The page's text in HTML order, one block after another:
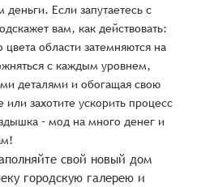
деньги. Если запутаетесь с
вам, как действовать:
области затемняются на
с каждым уровнем,
деталями и обогащая свою
захотите ускорить процесс
– мод на много денег и
свой новый дом
городскую галерею и